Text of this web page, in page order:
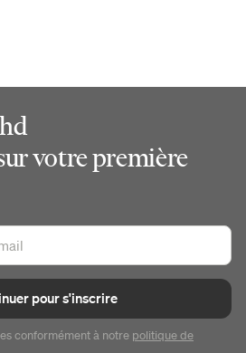
votre première
pour s'inscrire
conformément à notre politique de